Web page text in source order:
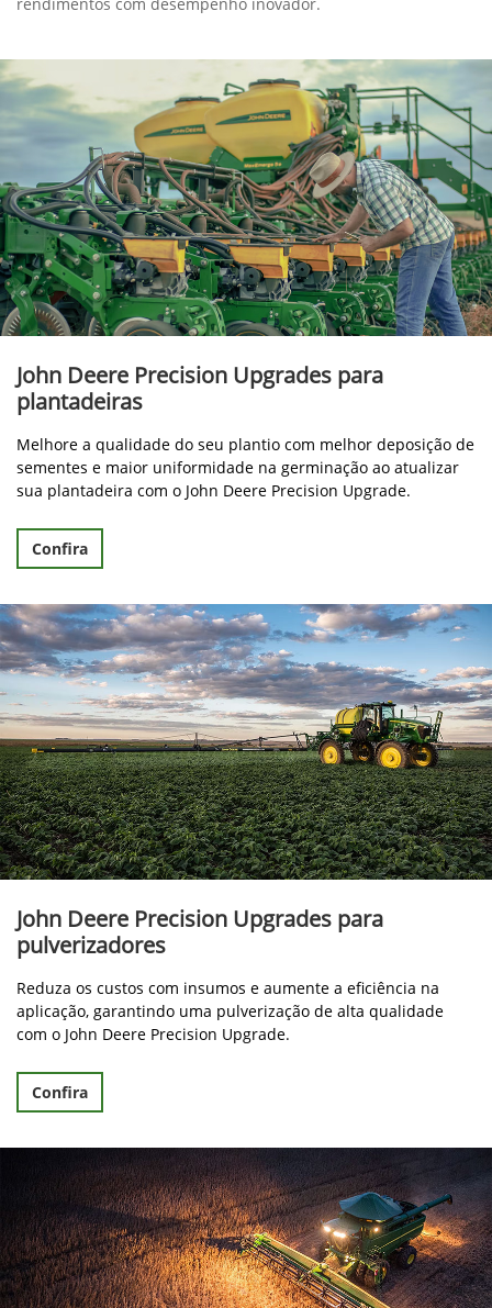
John Deere Precision Upgrades para
plantadeiras
Melhore a qualidade do seu plantio com melhor deposição de
sementes e maior uniformidade na germinação ao atualizar
sua plantadeira com o John Deere Precision Upgrade.
Confira
John Deere Precision Upgrades para
pulverizadores
Reduza os custos com insumos e aumente a eficiência na
aplicação, garantindo uma pulverização de alta qualidade
com o John Deere Precision Upgrade.
Confira